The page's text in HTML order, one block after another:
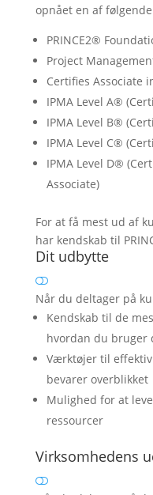
opnået en af
PRINCE2®
Project
Certifies Associate
IPMA Level A®
IPMA Level B®
IPMA Level C®
IPMA Level D®
Associate)
For at få mest ud af
har kendskab til
Dit udbytte
Når du deltager på
Kendskab til de
hvordan du bruger
Værktøjer til
bevarer overblikket
Mulighed for at
ressourcer
Virksomhedens